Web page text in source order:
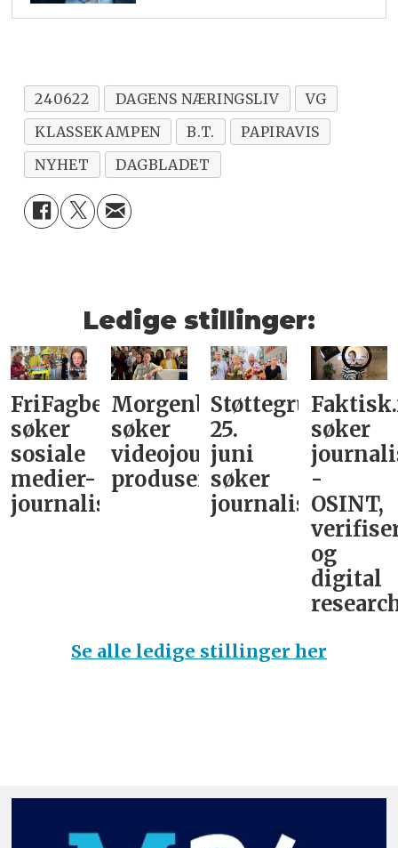
240622 DAGENS NÆRINGSLIV
VG
KLASSEKAMPEN
B.T.
PAPIRAVIS
NYHET
DAGBLADET
Ledige stillinger:
FriFagbevegelse
søker
sosiale
medier-
journalist
Morgenbladet
søker
videojournalist/podkast-
produsent
Støttegruppa
25.
juni
søker
journalist
søker
-
OSINT,
og
digital
Se alle ledige stillinger her